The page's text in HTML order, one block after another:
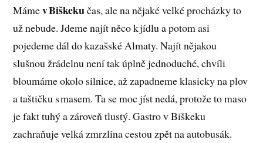
Mámev Biškekučas, ale na nějaké velké procházky to
už nebude. Jdeme najít něco k jídlu a potom asi
pojedeme dál do kazašské Almaty. Najít nějakou
slušnou žrádelnu není tak úplně jednoduché, chvíli
bloumáme okolo silnice, až zapadneme klasicky na plov
a taštičku s masem. Ta se moc jíst nedá, protože to maso
je fakt tuhý a zároveň tlustý. Gastro v Biškeku
zachraňuje velká zmrzlina cestou zpět na autobusák.